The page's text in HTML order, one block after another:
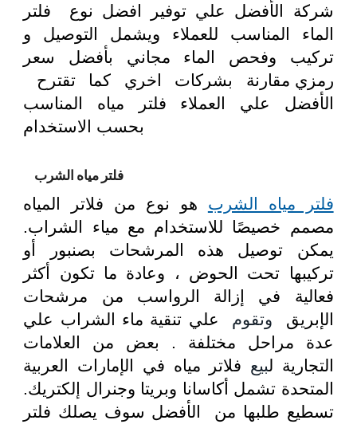
شركة الأفضل علي توفير افضل نوع فلتر
الماء المناسب للعملاء ويشمل التوصيل و
تركيب وفحص الماء مجاني بأفضل سعر
رمزي مقارنة بشركات اخري كما تقترح
الأفضل علي العملاء فلتر مياه المناسب
فلتر مياه الشرب
فلتر مياه الشرب هو نوع من فلاتر المياه
مصمم خصيصًا للاستخدام مع مياء الشراب.
يمكن توصيل هذه المرشحات بصنبور أو
تركيبها تحت الحوض ، وعادة ما تكون أكثر
فعالية في إزالة الرواسب من مرشحات
الإبريق
وتقوم
علي تنقية ماء الشراب علي
عدة مراحل مختلفة . بعض من العلامات
التجارية لبيع فلاتر مياه في الإمارات العربية
المتحدة تشمل أكاسانا وبريتا وجنرال إلكتريك.
تسطيع طلبها من الأفضل سوف يصلك فلتر